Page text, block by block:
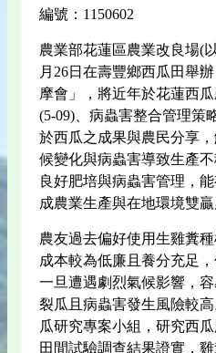
編號：1150602
農業部花蓮區農業改良場(
月26日在壽豐鄉西瓜田舉
摩會」，將近年於花蓮西
(5-09)、病蟲害整合管理策
於西瓜之成果與農民分享
候變化與病蟲害導致生產
良好肥培與病蟲害管理，
成農業生產與在地環境雙贏
農友過去偏好使用生雞糞
成本較為低廉且養分充足
一旦遭遇劇烈氣候影響，
裂瓜且病蟲害發生風險較
瓜研究專案小組，研究西
田間試驗調查結果證實，